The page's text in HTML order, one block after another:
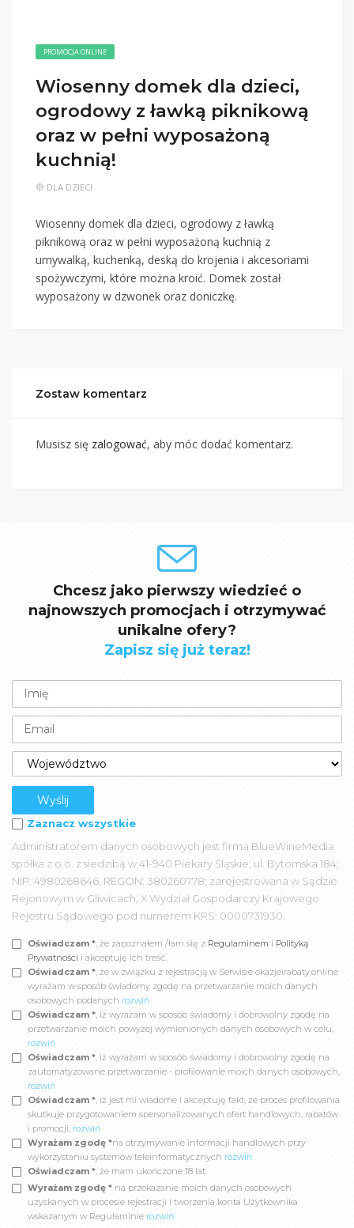
PROMOCJA ONLINE
Wiosenny domek dla dzieci,
ogrodowy z ławką piknikową
oraz w pełni wyposażoną
kuchnią!
DLA DZIECI
Wiosenny domek dla dzieci, ogrodowy z ławką
piknikową oraz w pełni wyposażoną kuchnią z
umywalką, kuchenką, deską do krojenia i akcesoriami
spożywczymi, które można kroić. Domek został
wyposażony w dzwonek oraz doniczkę.
Zostaw komentarz
Musisz się zalogować, aby móc dodać komentarz.
Chcesz jako pierwszy wiedzieć o
najnowszych promocjach i otrzymywać
unikalne ofery?
Zapisz się już teraz!
Zaznacz wszystkie
Administratorem danych osobowych jest firma BlueWineMedia
spółka z o.o. z siedzibą w 41-940 Piekary Śląskie; ul. Bytomska 184;
NIP: 4980268646, REGON: 380260778; zarejestrowana w Sądzie
Rejonowym w Gliwicach, X Wydział Gospodarczy Krajowego
Rejestru Sądowego pod numerem KRS: 0000731930.
Oświadczam *, że zapoznałem /łam się z Regulaminem i Polityką
Prywatności i akceptuję ich treść.
Oświadczam *, że w związku z rejestracją w Serwisie okazjeirabaty.online
wyrażam w sposób świadomy zgodę na przetwarzanie moich danych
osobowych podanych rozwiń
Oświadczam *, iż wyrażam w sposób świadomy i dobrowolny zgodę na
przetwarzanie moich powyżej wymienionych danych osobowych w celu,
rozwiń
Oświadczam *, iż wyrażam w sposób świadomy i dobrowolny zgodę na
zautomatyzowane przetwarzanie - profilowanie moich danych osobowych,
rozwiń
Oświadczam *, iż jest mi wiadome i akceptuję fakt, że proces profilowania
skutkuje przygotowaniem spersonalizowanych ofert handlowych, rabatów
i promocji, rozwiń
Wyrażam zgodę *na otrzymywanie informacji handlowych przy
wykorzystaniu systemów teleinformatycznych rozwiń
Oświadczam *, że mam ukończone 18 lat.
Wyrażam zgodę * na przekazanie moich danych osobowych
uzyskanych w procesie rejestracji i tworzenia konta Użytkownika
wskazanym w Regulaminie rozwiń